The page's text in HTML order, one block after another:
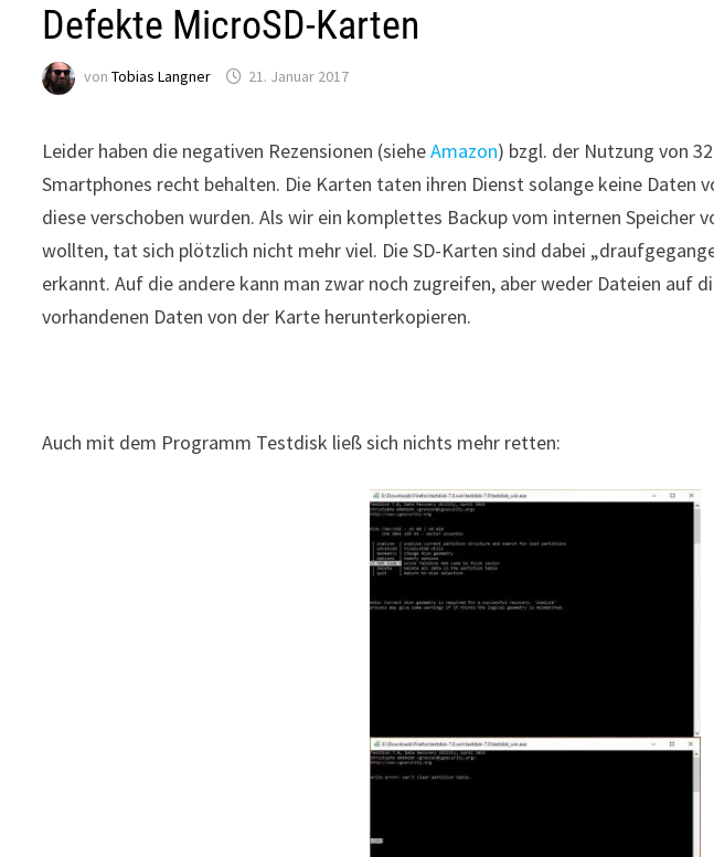
Defekte MicroSD-Karten
vonTobias Langner 21. Januar 2017
Leider haben die negativen Rezensionen (sieheAmazon) bzgl. der Nutzung von
Smartphones recht behalten. Die Karten taten ihren Dienst solange keine Daten
diese verschoben wurden. Als wir ein komplettes Backup vom internen Speicher
wollten, tat sich plötzlich nicht mehr viel. Die SD-Karten sind dabei
erkannt. Auf die andere kann man zwar noch zugreifen, aber weder Dateien auf
vorhandenen Daten von der Karte herunterkopieren.
Auch mit dem Programm Testdisk ließ sich nichts mehr retten: